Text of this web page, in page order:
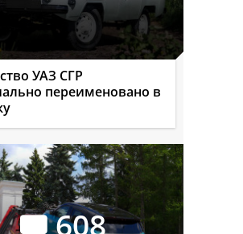
УАЗ СГР
переименовано в
608